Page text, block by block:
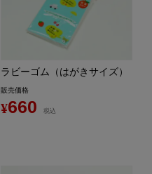
ラビーゴム（はがきサイズ）
販売価格
¥660 税込